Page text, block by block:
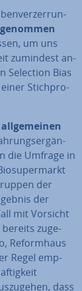
um uns
zumindest an­
Selection Bias
einer Stich­pro­
die Umfrage in
der
der
mit Vorsicht
bereits zu­ge­
Re­form­haus
Regel emp­
dass